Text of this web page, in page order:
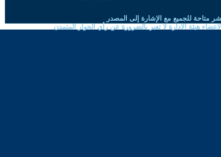
متاحة للجميع مع الإشارة إلى المصدر
هيئة الادارة لا تعبر بالضرورة عن رأي الحوار المتمدن